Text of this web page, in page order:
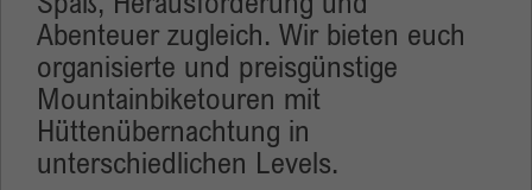
Abenteuer zugleich. Wir bieten euch
organisierte und preisgünstige
Mountainbiketouren mit
Hüttenübernachtung in
unterschiedlichen Levels.
Name _gid
Anbieter Google
Laufzeit 1 Tag